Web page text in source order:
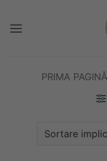
content
PRIMA PAGINĂ